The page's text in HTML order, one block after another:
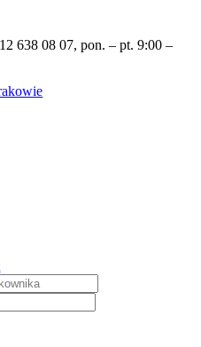
638 08 07, pon. – pt. 9:00 –